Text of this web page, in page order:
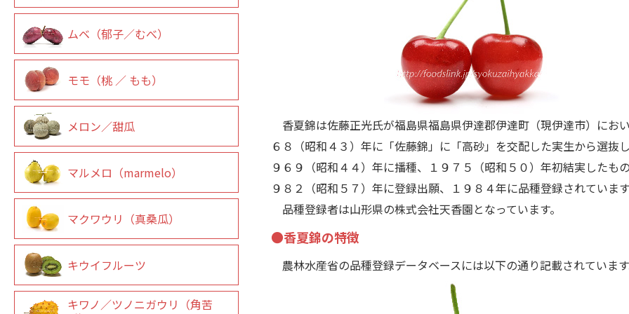
香夏錦は佐藤正光氏が福島県福島県伊達郡伊達町（現伊達市）にお
６８（昭和４３）年に「佐藤錦」に「高砂」を交配した実生から選抜
９６９（昭和４４）年に播種、１９７５（昭和５０）年初結実したも
９８２（昭和５７）年に登録出願、１９８４年に品種登録されています
品種登録者は山形県の株式会社天香園となっています。
●香夏錦の特徴
農林水産省の品種登録データベースには以下の通り記載されています
ムベ（郁子／むべ）
モモ（桃 ／ もも）
メロン／甜瓜
マルメロ（marmelo）
マクワウリ（真桑瓜）
キウイフルーツ
キワノ／ツノニガウリ（角苦